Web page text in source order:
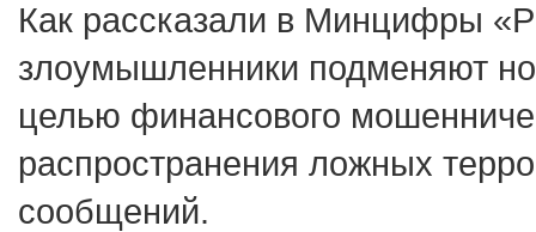
Как рассказали в Минцифры
злоумышленники подменяют
целью финансового
распространения ложных
сообщений.